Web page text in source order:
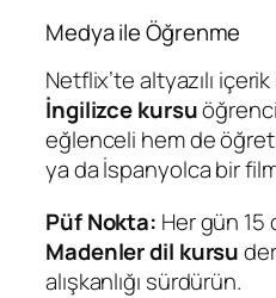
Medya ile Öğrenme
Netflix’te altyazılı
İngilizce kursu
eğlenceli hem de
ya da İspanyolca bir
Püf Nokta: Her gün 15
Madenler dil kursu
alışkanlığı sürdürün.